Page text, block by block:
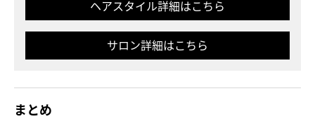
ヘアスタイル詳細はこちら
サロン詳細はこちら
まとめ